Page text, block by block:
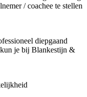
/ coachee te stellen
diepgaand
je bij Blankestijn &